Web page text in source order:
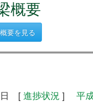
概要
要を見る
日 [進捗状況 ] 平